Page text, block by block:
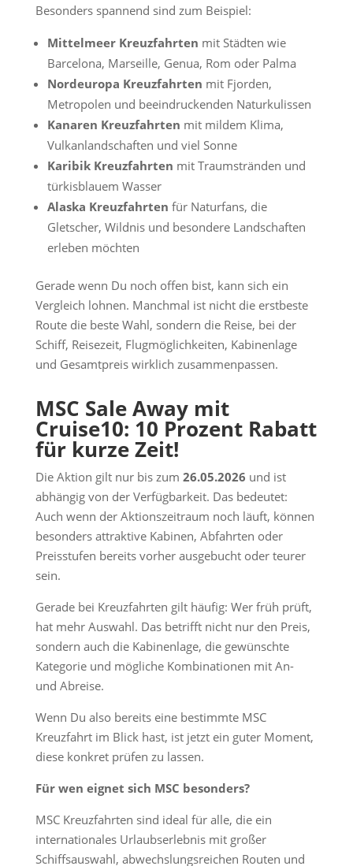
Besonders spannend sind zum Beispiel:
Mittelmeer Kreuzfahrten mit Städten wie
Barcelona, Marseille, Genua, Rom oder Palma
Nordeuropa Kreuzfahrten mit Fjorden,
Metropolen und beeindruckenden Naturkulissen
Kanaren Kreuzfahrten mit mildem Klima,
Vulkanlandschaften und viel Sonne
Karibik Kreuzfahrten mit Traumstränden und
türkisblauem Wasser
Alaska Kreuzfahrten für Naturfans, die
Gletscher, Wildnis und besondere Landschaften
erleben möchten
Gerade wenn Du noch offen bist, kann sich ein
Vergleich lohnen. Manchmal ist nicht die erstbeste
Route die beste Wahl, sondern die Reise, bei der
Schiff, Reisezeit, Flugmöglichkeiten, Kabinenlage
und Gesamtpreis wirklich zusammenpassen.
MSC Sale Away mit
Cruise10: 10 Prozent Rabatt
für kurze Zeit!
Die Aktion gilt nur bis zum 26.05.2026 und ist
abhängig von der Verfügbarkeit. Das bedeutet:
Auch wenn der Aktionszeitraum noch läuft, können
besonders attraktive Kabinen, Abfahrten oder
Preisstufen bereits vorher ausgebucht oder teurer
sein.
Gerade bei Kreuzfahrten gilt häufig: Wer früh prüft,
hat mehr Auswahl. Das betrifft nicht nur den Preis,
sondern auch die Kabinenlage, die gewünschte
Kategorie und mögliche Kombinationen mit An-
und Abreise.
Wenn Du also bereits eine bestimmte MSC
Kreuzfahrt im Blick hast, ist jetzt ein guter Moment,
diese konkret prüfen zu lassen.
Für wen eignet sich MSC besonders?
MSC Kreuzfahrten sind ideal für alle, die ein
internationales Urlaubserlebnis mit großer
Schiffsauswahl, abwechslungsreichen Routen und